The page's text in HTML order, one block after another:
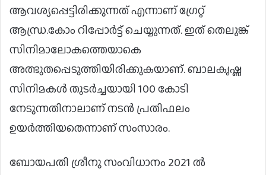
ആവശ്യപ്പെട്ടിരിക്കുന്നത് എന്നാണ് ഗ്രേറ്റ്
ആന്ധ്ര.കോം റിപ്പോര്‍ട്ട് ചെയ്യുന്നത്. ഇത് തെലുങ്ക്
സിനിമാലോകത്തെയാകെ
അത്ഭുതപ്പെടുത്തിയിരിക്കുകയാണ്. ബാലകൃഷ്ണ
സിനിമകൾ തുടർച്ചയായി 100 കോടി
നേടുന്നതിനാലാണ് നടൻ പ്രതിഫലം
ഉയർത്തിയതെന്നാണ് സംസാരം.
ബോയപതി ശ്രീനു സംവിധാനം 2021 ൽ